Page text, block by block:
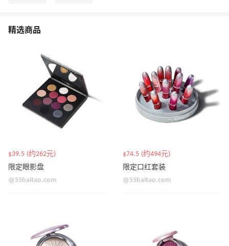
精选商品
$39.5 (约262元)
限定眼影盘
@55haitao.com
$74.5 (约494元)
限定口红套装
@55haitao.com